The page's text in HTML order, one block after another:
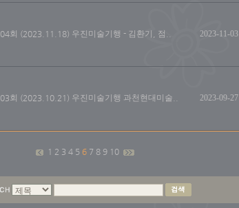
회 (2023.11.18) 우진미술기행 - 김환기, 점.. 2023-11-03
회 (2023.10.21) 우진미술기행 과천현대미술.. 2023-09-27
1 2 3 4 5 6 7 8 9 10